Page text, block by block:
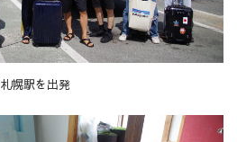
札幌駅を出発